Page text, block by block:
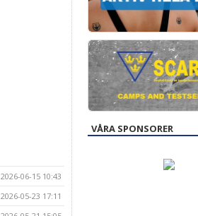
2026-06-15 10:43
2026-05-23 17:11
VÅRA SPONSORER